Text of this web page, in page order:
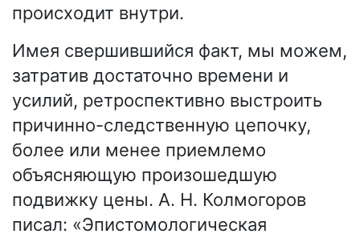
происходит внутри.
Имея свершившийся факт, мы можем,
затратив достаточно времени и
усилий, ретроспективно выстроить
причинно-следственную цепочку,
более или менее приемлемо
объясняющую произошедшую
подвижку цены. А. Н. Колмогоров
писал: «Эпистомологическая